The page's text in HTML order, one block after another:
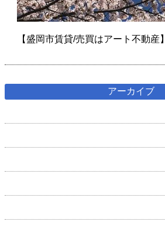
【盛岡市賃貸/売買はアート不動産】
アーカイブ